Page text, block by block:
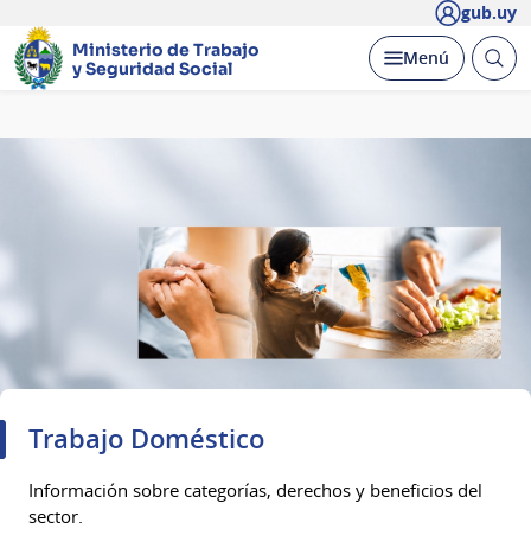
gub.uy
Ministerio de Trabajo
y Seguridad Social
Desplegar
Menú Abrir
Trabajo Doméstico
Información sobre categorías, derechos y beneficios del
sector.